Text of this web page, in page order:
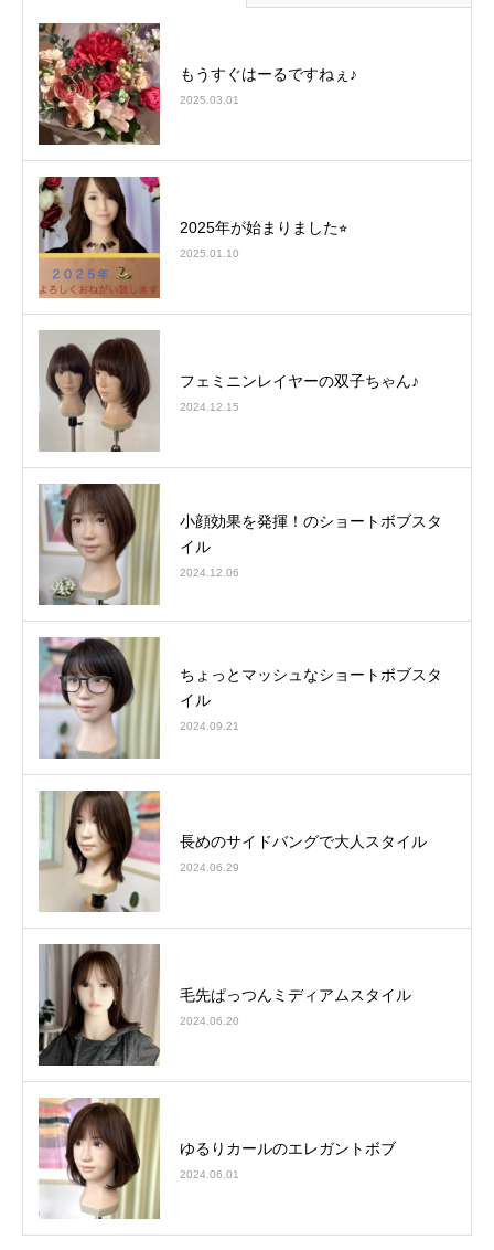
もうすぐはーるですねぇ♪
2025.03.01
2025年が始まりました⭐︎
2025.01.10
フェミニンレイヤーの双子ちゃん♪
2024.12.15
小顔効果を発揮！のショートボブスタ
イル
2024.12.06
ちょっとマッシュなショートボブスタ
イル
2024.09.21
長めのサイドバングで大人スタイル
2024.06.29
毛先ぱっつんミディアムスタイル
2024.06.20
ゆるりカールのエレガントボブ
2024.06.01